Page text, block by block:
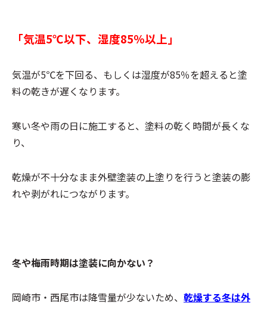
「気温5℃以下、湿度85％以上」
気温が5℃を下回る、もしくは湿度が85％を超えると塗
料の乾きが遅くなります。
寒い冬や雨の日に施工すると、塗料の乾く時間が長くな
り、
乾燥が不十分なまま外壁塗装の上塗りを行うと塗装の膨
れや剥がれにつながります。
冬や梅雨時期は塗装に向かない？
岡崎市・西尾市は降雪量が少ないため、 乾燥する冬は外